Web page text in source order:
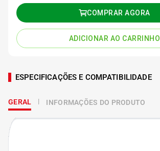
COMPRAR AGORA
ADICIONAR AO CARRINHO
ESPECIFICAÇÕES E COMPATIBILIDADE
GERAL INFORMAÇÕES DO PRODUTO